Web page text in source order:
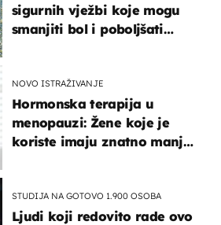
sigurnih vježbi koje mogu
smanjiti bol i poboljšati
NOVO ISTRAŽIVANJE
Hormonska terapija u
menopauzi: Žene koje je
koriste imaju znatno manji
STUDIJA NA GOTOVO 1.900 OSOBA
Ljudi koji redovito rade ovo